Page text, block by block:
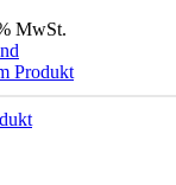
MwSt.
Produkt